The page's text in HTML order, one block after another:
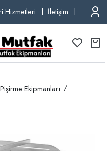
Hizmetleri İletişim TEL:
Pişirme Ekipmanları